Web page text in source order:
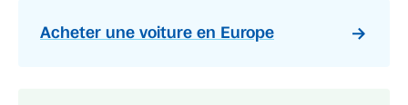
Acheter une voiture en Europe